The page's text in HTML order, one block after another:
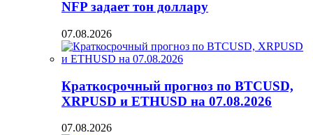
NFP задает тон доллару
07.08.2026
Краткосрочный прогноз по BTCUSD,
XRPUSD и ETHUSD на 07.08.2026
07.08.2026